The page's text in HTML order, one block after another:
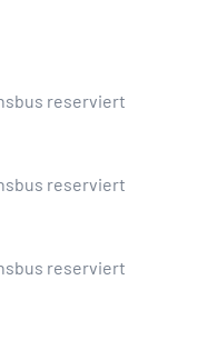
reserviert
reserviert
reserviert